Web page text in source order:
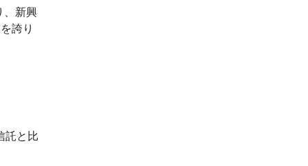
、新興
誇り
託と比